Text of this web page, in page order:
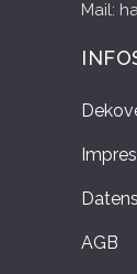
Mail:
AGB